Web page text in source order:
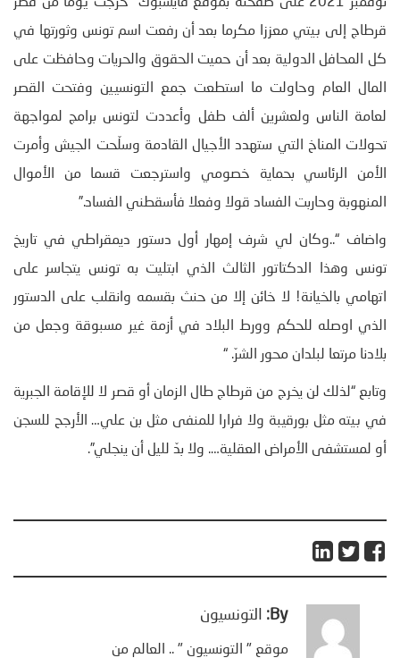
قرطاج إلى بيتي معززا مكرما بعد أن رفعت اسم تونس وثورتها في
كل المحافل الدولية بعد أن حميت الحقوق والحريات وحافظت على
المال العام وحاولت ما استطعت جمع التونسيين وفتحت القصر
لعامة الناس ولعشرين ألف طفل وأعددت لتونس برامج لمواجهة
تحولات المناخ التي ستهدد الأجيال القادمة وسلّحت الجيش وأمرت
الأمن الرئاسي بحماية خصومي واسترجعت قسما من الأموال
المنهوبة وحاربت الفساد قولا وفعلا فأسقطني الفساد.”
واضاف “..وكان لي شرف إمهار أول دستور ديمقراطي في تاريخ
تونس وهذا الدكتاتور الثالث الذي ابتليت به تونس يتجاسر على
اتهامي بالخيانة! لا خائن إلا من حنث بقسمه وانقلب على الدستور
الذي اوصله للحكم وورط البلاد في أزمة غير مسبوقة وجعل من
بلادنا مرتعا لبلدان محور الشرّ. “
وتابع “لذلك لن يخرج من قرطاج طال الزمان أو قصر لا للإقامة الجبرية
في بيته مثل بورقيبة ولا فرارا للمنفى مثل بن علي… الأرجح للسجن
أو لمستشفى الأمراض العقلية…. ولا بدّ لليل أن ينجلي”.
By: التونسيون
موقع " التونسيون " .. العالم من